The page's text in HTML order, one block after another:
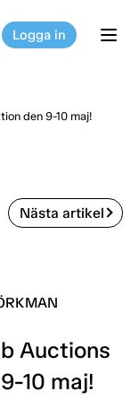
Logga in
den 9-10 maj!
Nästa artikel
Auctions
10 maj!